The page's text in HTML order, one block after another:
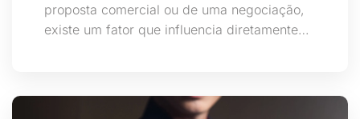
proposta comercial ou de uma negociação,
existe um fator que influencia diretamente…